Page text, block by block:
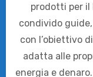
prodotti per il
condivido
con l’obiettivo
adatta alle
energia e